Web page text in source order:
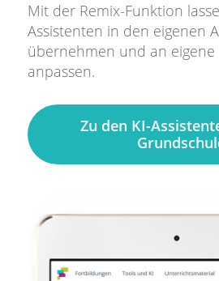
Mit der Remix-Funktion
Assistenten in den eigenen
übernehmen und an eigene
anpassen.
Zu den KI-